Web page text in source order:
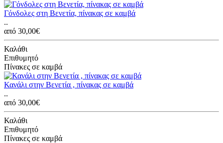
Γόνδολες στη Βενετία, πίνακας σε καμβά
..
από 30,00€
Καλάθι
Επιθυμητό
Πίνακες σε καμβά
Κανάλι στην Βενετία , πίνακας σε καμβά
..
από 30,00€
Καλάθι
Επιθυμητό
Πίνακες σε καμβά